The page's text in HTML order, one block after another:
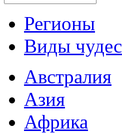
Регионы
Виды чудес
Австралия
Азия
Африка